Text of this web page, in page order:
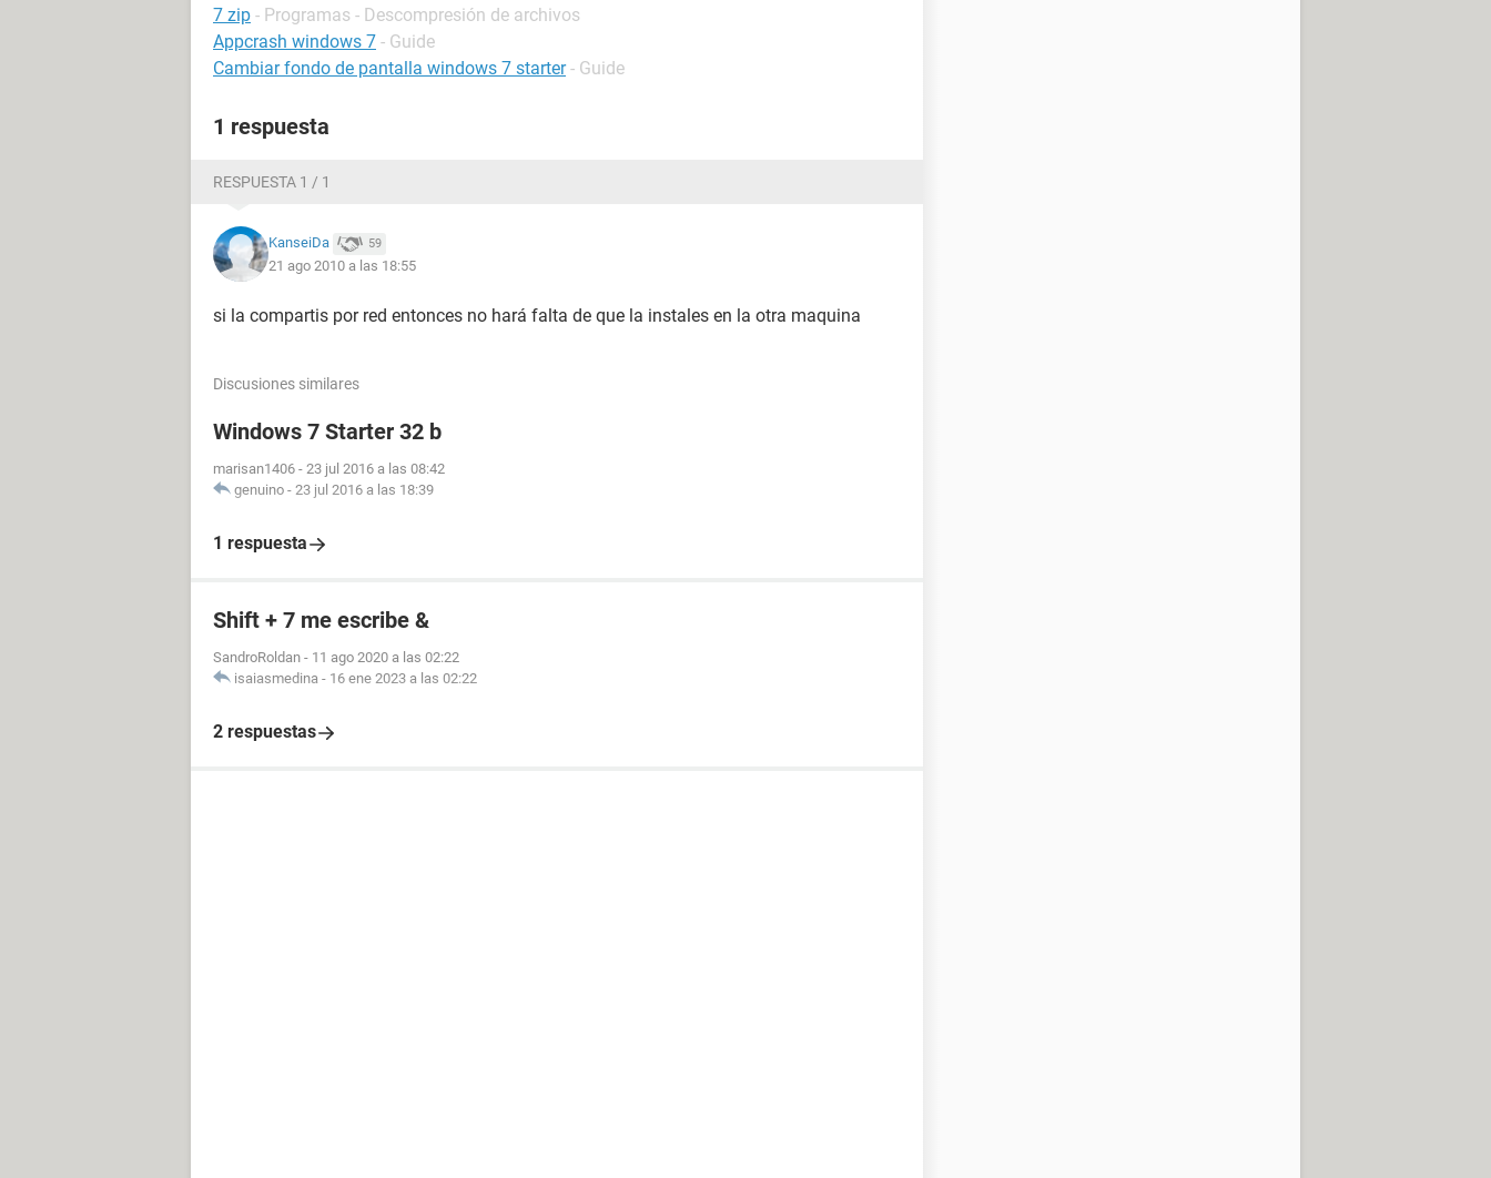
7 zip - Programas - Descompresión de archivos
Appcrash windows 7 - Guide
Cambiar fondo de pantalla windows 7 starter - Guide
1 respuesta
RESPUESTA 1 / 1
KanseiDa 59
21 ago 2010 a las 18:55
si la compartis por red entonces no hará falta de que la instales en la otra maquina
Discusiones similares
Windows 7 Starter 32 b
marisan1406 - 23 jul 2016 a las 08:42
genuino - 23 jul 2016 a las 18:39
1 respuesta
Shift + 7 me escribe &
SandroRoldan - 11 ago 2020 a las 02:22
isaiasmedina - 16 ene 2023 a las 02:22
2 respuestas